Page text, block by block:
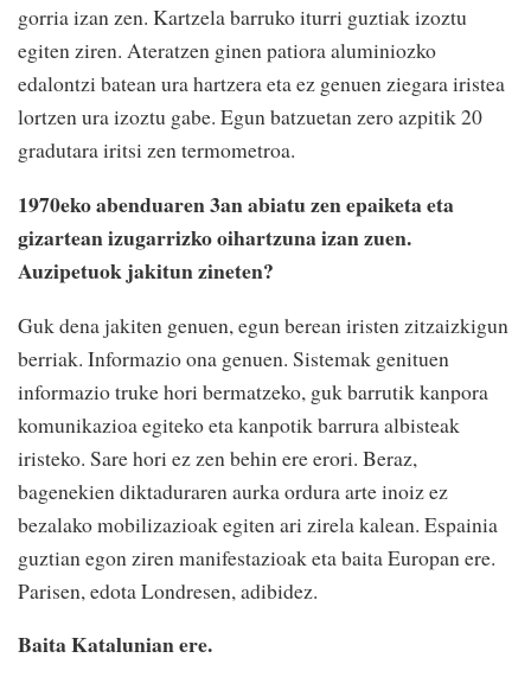
gorria izan zen. Kartzela barruko iturri guztiak izoztu
egiten ziren. Ateratzen ginen patiora aluminiozko
edalontzi batean ura hartzera eta ez genuen ziegara iristea
lortzen ura izoztu gabe. Egun batzuetan zero azpitik 20
gradutara iritsi zen termometroa.
1970eko abenduaren 3an abiatu zen epaiketa eta
gizartean izugarrizko oihartzuna izan zuen.
Auzipetuok jakitun zineten?
Guk dena jakiten genuen, egun berean iristen zitzaizkigun
berriak. Informazio ona genuen. Sistemak genituen
informazio truke hori bermatzeko, guk barrutik kanpora
komunikazioa egiteko eta kanpotik barrura albisteak
iristeko. Sare hori ez zen behin ere erori. Beraz,
bagenekien diktaduraren aurka ordura arte inoiz ez
bezalako mobilizazioak egiten ari zirela kalean. Espainia
guztian egon ziren manifestazioak eta baita Europan ere.
Parisen, edota Londresen, adibidez.
Baita Katalunian ere.